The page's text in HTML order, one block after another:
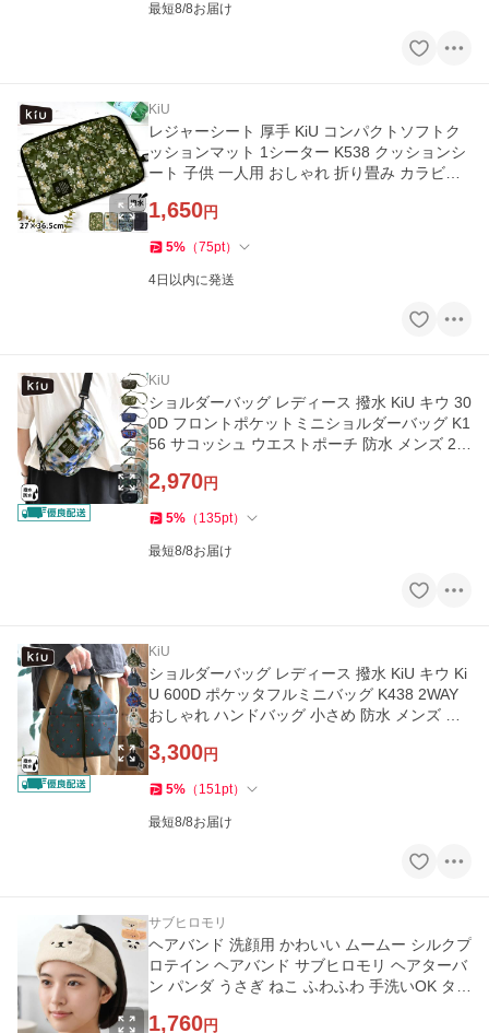
最短8/8お届け
KiU
レジャーシート 厚手 KiU コンパクトソフトク
ッションマット 1シーター K538 クッションシ
ート 子供 一人用 おしゃれ 折り畳み カラビナ
1,650円
5% （75pt）
4日以内に発送
KiU
ショルダーバッグ レディース 撥水 KiU キウ 30
0D フロントポケットミニショルダーバッグ K1
56 サコッシュ ウエストポーチ 防水 メンズ 2W
2,970円
5% （ 135pt）
最短8/8お届け
KiU
ショルダーバッグ レディース 撥水 KiU キウ Ki
U 600D ポケッタフルミニバッグ K438 2WAY
おしゃれ ハンドバッグ 小さめ 防水 メンズ 軽
3,300円
5% （ 151pt）
最短8/8お届け
サブヒロモリ
ヘアバンド 洗顔用 かわいい ムームー シルクプ
ロテイン ヘアバンド サブヒロモリ ヘアターバ
ン パンダ うさぎ ねこ ふわふわ 手洗いOK ター
1,760円